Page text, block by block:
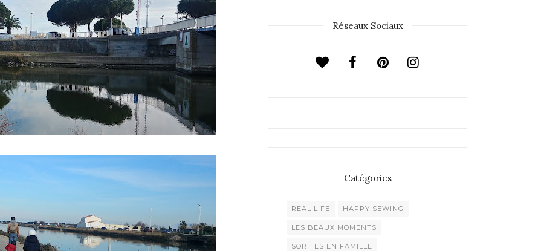
Réseaux Sociaux
Catégories
REAL LIFE HAPPY SEWING
LES BEAUX MOMENTS
SORTIES EN FAMILLE